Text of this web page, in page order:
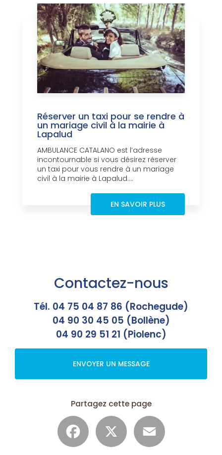
Réserver un taxi pour se rendre à
un mariage civil à la mairie à
Lapalud
AMBULANCE CATALANO est l’adresse
incontournable si vous désirez réserver
un taxi pour vous rendre à un mariage
civil à la mairie à Lapalud....
EN SAVOIR PLUS
Contactez-nous
Tél. 04 75 04 87 86 (Rochegude)
04 90 30 45 05 (Bollène)
04 90 29 51 21 (Piolenc)
ENVOYER UN MESSAGE
Partagez cette page
Facebook